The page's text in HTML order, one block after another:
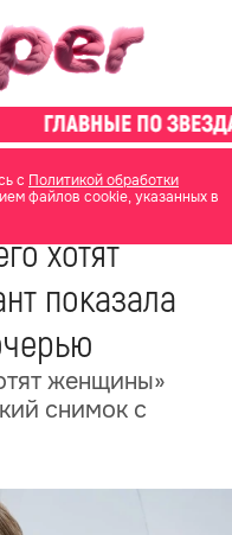
с Политикой обработки
файлов cookie, указанных в
новости
хотят
показала
женщины»
снимок с